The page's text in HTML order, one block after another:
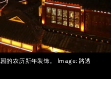
的农历新年装饰。 Image: 路透